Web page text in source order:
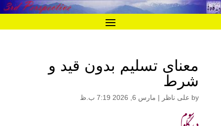
معنای تسلیم بدون قید و
شرط
by علی ناظر | مارس 6, 2026 7:19 ب.ظ